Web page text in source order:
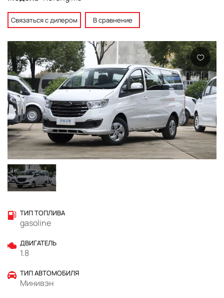
Связаться с дилером В сравнение
ТИП ТОПЛИВА
gasoline
ДВИГАТЕЛЬ
1.8
ТИП АВТОМОБИЛЯ
Минивэн